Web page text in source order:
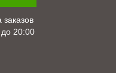
20:00